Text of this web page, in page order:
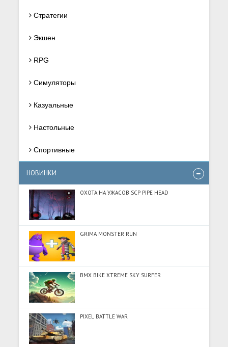
Стратегии
Экшен
RPG
Симуляторы
Казуальные
Настольные
Спортивные
НОВИНКИ
ОХОТА НА УЖАСОВ SCP PIPE HEAD
GRIMA MONSTER RUN
BMX BIKE XTREME SKY SURFER
PIXEL BATTLE WAR